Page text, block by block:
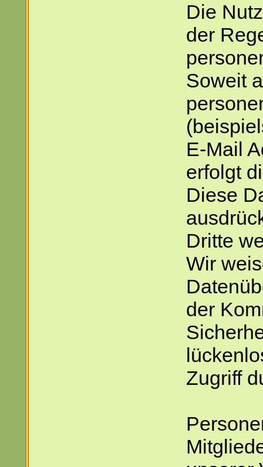
Die
der
Soweit
E-Mail
erfolgt
Diese
Dritte
Wir
der
Zugriff